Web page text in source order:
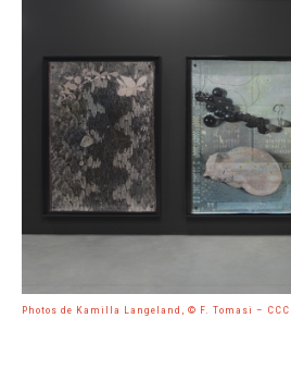
Photos de Kamilla Langeland, © F. Tomasi – CCC